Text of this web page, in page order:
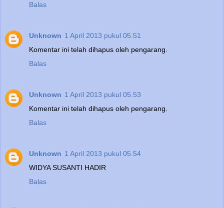
Balas
Unknown 1 April 2013 pukul 05.51
Komentar ini telah dihapus oleh pengarang.
Balas
Unknown 1 April 2013 pukul 05.53
Komentar ini telah dihapus oleh pengarang.
Balas
Unknown 1 April 2013 pukul 05.54
WIDYA SUSANTI HADIR
Balas